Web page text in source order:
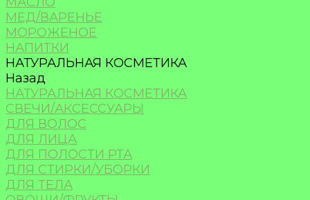
МЁД/ВАРЕНЬЕ
МОРОЖЕНОЕ
НАПИТКИ
НАТУРАЛЬНАЯ КОСМЕТИКА
Назад
НАТУРАЛЬНАЯ КОСМЕТИКА
СВЕЧИ/АКСЕССУАРЫ
ДЛЯ ВОЛОС
ДЛЯ ЛИЦА
ДЛЯ ПОЛОСТИ РТА
ДЛЯ СТИРКИ/УБОРКИ
ДЛЯ ТЕЛА